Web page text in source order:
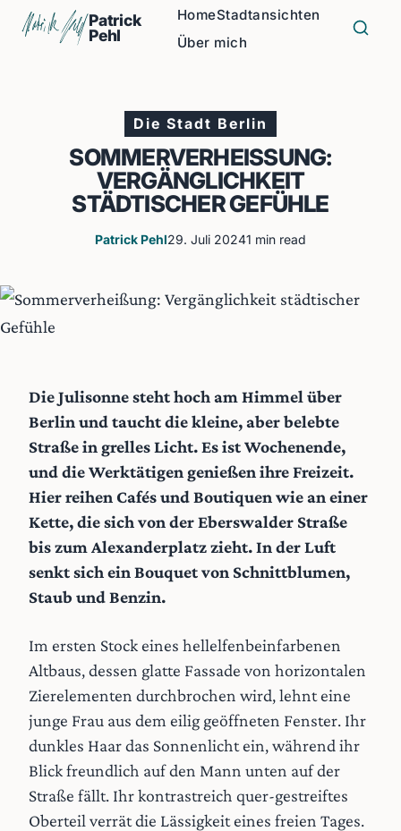
Patrick
Pehl
HomeStadtansichten
Über mich
Die Stadt Berlin
SOMMERVERHEISSUNG: V
ERGÄNGLICHKEIT S
TÄDTISCHER GEFÜHLE
Patrick Pehl29. Juli 20241 min read
Die Julisonne steht hoch am Himmel über
Berlin und taucht die kleine, aber belebte
Straße in grelles Licht. Es ist Wochenende,
und die Werktätigen genießen ihre Freizeit.
Hier reihen Cafés und Boutiquen wie an einer
Kette, die sich von der Eberswalder Straße
bis zum Alexanderplatz zieht. In der Luft
senkt sich ein Bouquet von Schnittblumen,
Staub und Benzin.
Im ersten Stock eines hellelfenbeinfarbenen
Altbaus, dessen glatte Fassade von horizontalen
Zierelementen durchbrochen wird, lehnt eine
junge Frau aus dem eilig geöffneten Fenster. Ihr
dunkles Haar das Sonnenlicht ein, während ihr
Blick freundlich auf den Mann unten auf der
Straße fällt. Ihr kontrastreich quer-gestreiftes
Oberteil verrät die Lässigkeit eines freien Tages.